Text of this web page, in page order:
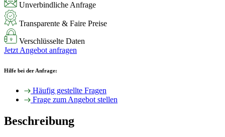
Unverbindliche Anfrage
Transparente & Faire Preise
Verschlüsselte Daten
Jetzt Angebot anfragen
Hilfe bei der Anfrage:
Häufig gestellte Fragen
Frage zum Angebot stellen
Beschreibung